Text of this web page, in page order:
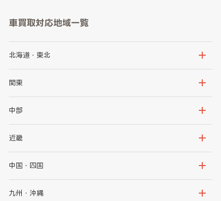
車買取対応地域一覧
北海道・東北
北海道
岩手県
秋田県
関東
茨城県
群馬県
千葉県
中部
新潟県
石川県
山梨県
近畿
大阪府
京都府
中国・四国
鳥取県
九州・沖縄